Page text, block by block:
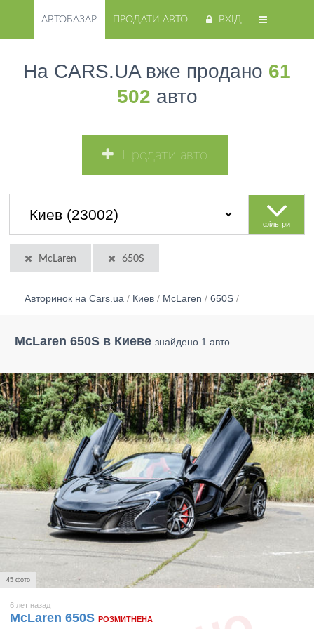
АВТОБАЗАР ПРОДАТИ АВТО ВХІД
На CARS.UA вже продано 61
502 авто
Продати авто
фільтри
McLaren 650S
Авторинок на Cars.ua / Киев / McLaren / 650S /
McLaren 650S в Киеве знайдено 1 авто
45 фото
6 лет назад
McLaren 650S РОЗМИТНЕНА